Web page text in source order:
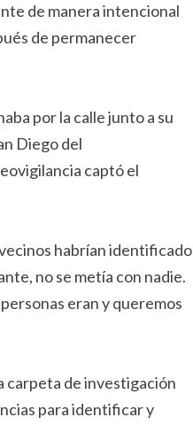
de manera intencional
de permanecer
por la calle junto a su
Diego del
captó el
habrían identificado
no se metía con nadie.
eran y queremos
carpeta de investigación
para identificar y